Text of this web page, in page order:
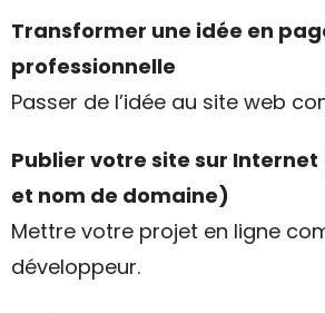
Transformer une idée en
professionnelle
Passer de l’idée au site web
Publier votre site sur
et nom de domaine)
Mettre votre projet en ligne
développeur.